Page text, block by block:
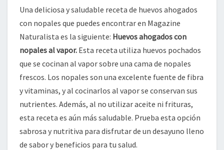
Una deliciosa y saludable receta de huevos ahogados
con nopales que puedes encontrar en Magazine
Naturalista es la siguiente: Huevos ahogados con
nopales al vapor. Esta receta utiliza huevos pochados
que se cocinan al vapor sobre una cama de nopales
frescos. Los nopales son una excelente fuente de fibra
y vitaminas, y al cocinarlos al vapor se conservan sus
nutrientes. Además, al no utilizar aceite ni frituras,
esta receta es aún más saludable. Prueba esta opción
sabrosa y nutritiva para disfrutar de un desayuno lleno
de sabor y beneficios para tu salud.